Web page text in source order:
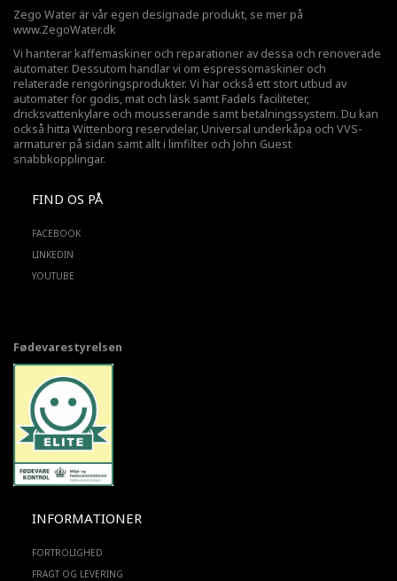
Zego Water är vår egen designade produkt, se mer på
www.ZegoWater.dk
Vi hanterar kaffemaskiner och reparationer av dessa och renoverade
automater. Dessutom handlar vi om espressomaskiner och
relaterade rengöringsprodukter. Vi har också ett stort utbud av
automater för godis, mat och läsk samt Fadøls faciliteter,
dricksvattenkylare och mousserande samt betalningssystem. Du kan
också hitta Wittenborg reservdelar, Universal underkåpa och VVS-
armaturer på sidan samt allt i limfilter och John Guest
snabbkopplingar.
FIND OS PÅ
FACEBOOK
LINKEDIN
YOUTUBE
Fødevarestyrelsen
INFORMATIONER
FORTROLIGHED
FRAGT OG LEVERING